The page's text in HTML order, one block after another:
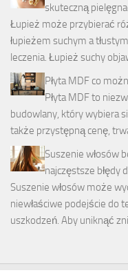
skuteczną
Łupież może przybierać
łupieżem suchym a
leczenia. Łupież suchy
Płyta MDF co
Płyta MDF to
budowlany, który wybiera
także przystępną cenę,
Suszenie włosów
najczęstsze błędy
Suszenie włosów może
niewłaściwe podejście do
uszkodzeń. Aby uniknąć